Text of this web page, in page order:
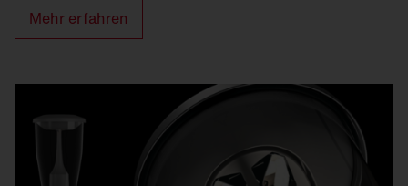
Mehr erfahren